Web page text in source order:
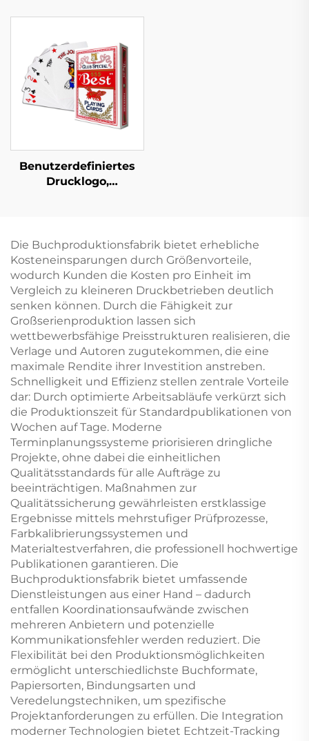
Hardcover-Buchdruck,
Großauflagen, Druck
mit lackierten Kanten
Benutzerdefiniertes
Drucklogo,
Pokerset, Spielkarte
mit Schachtel
Die Buchproduktionsfabrik bietet erhebliche
Kosteneinsparungen durch Größenvorteile,
wodurch Kunden die Kosten pro Einheit im
Vergleich zu kleineren Druckbetrieben deutlich
senken können. Durch die Fähigkeit zur
Großserienproduktion lassen sich
wettbewerbsfähige Preisstrukturen realisieren, die
Verlage und Autoren zugutekommen, die eine
maximale Rendite ihrer Investition anstreben.
Schnelligkeit und Effizienz stellen zentrale Vorteile
dar: Durch optimierte Arbeitsabläufe verkürzt sich
die Produktionszeit für Standardpublikationen von
Wochen auf Tage. Moderne
Terminplanungssysteme priorisieren dringliche
Projekte, ohne dabei die einheitlichen
Qualitätsstandards für alle Aufträge zu
beeinträchtigen. Maßnahmen zur
Qualitätssicherung gewährleisten erstklassige
Ergebnisse mittels mehrstufiger Prüfprozesse,
Farbkalibrierungssystemen und
Materialtestverfahren, die professionell hochwertige
Publikationen garantieren. Die
Buchproduktionsfabrik bietet umfassende
Dienstleistungen aus einer Hand – dadurch
entfallen Koordinationsaufwände zwischen
mehreren Anbietern und potenzielle
Kommunikationsfehler werden reduziert. Die
Flexibilität bei den Produktionsmöglichkeiten
ermöglicht unterschiedlichste Buchformate,
Papiersorten, Bindungsarten und
Veredelungstechniken, um spezifische
Projektanforderungen zu erfüllen. Die Integration
moderner Technologien bietet Echtzeit-Tracking